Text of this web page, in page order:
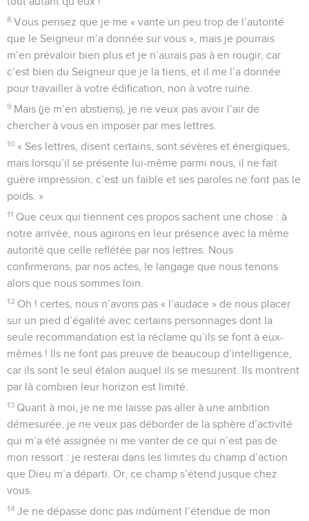
8 Vous pensez que je me « vante un peu trop de l’autorité
que le Seigneur m’a donnée sur vous », mais je pourrais
m’en prévaloir bien plus et je n’aurais pas à en rougir, car
c’est bien du Seigneur que je la tiens, et il me l’a donnée
pour travailler à votre édification, non à votre ruine.
9 Mais (je m’en abstiens), je ne veux pas avoir l’air de
chercher à vous en imposer par mes lettres.
10 « Ses lettres, disent certains, sont sévères et énergiques,
mais lorsqu’il se présente lui-même parmi nous, il ne fait
guère impression, c’est un faible et ses paroles ne font pas le
poids. »
11 Que ceux qui tiennent ces propos sachent une chose : à
notre arrivée, nous agirons en leur présence avec la même
autorité que celle reflétée par nos lettres. Nous
confirmerons, par nos actes, le langage que nous tenons
alors que nous sommes loin.
12 Oh ! certes, nous n’avons pas « l’audace » de nous placer
sur un pied d’égalité avec certains personnages dont la
seule recommandation est la réclame qu’ils se font à eux-
mêmes ! Ils ne font pas preuve de beaucoup d’intelligence,
car ils sont le seul étalon auquel ils se mesurent. Ils montrent
par là combien leur horizon est limité.
13 Quant à moi, je ne me laisse pas aller à une ambition
démesurée, je ne veux pas déborder de la sphère d’activité
qui m’a été assignée ni me vanter de ce qui n’est pas de
mon ressort : je resterai dans les limites du champ d’action
que Dieu m’a départi. Or, ce champ s’étend jusque chez
vous.
14 Je ne dépasse donc pas indûment l’étendue de mon